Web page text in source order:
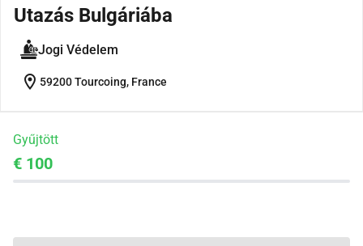
Utazás Bulgáriába
Jogi Védelem
location_on 59200 Tourcoing, France
Gyűjtött
€ 100